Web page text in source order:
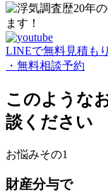
LINEで無料見積も
・無料相談予約
このような
談ください
お悩みその1
財産分与で